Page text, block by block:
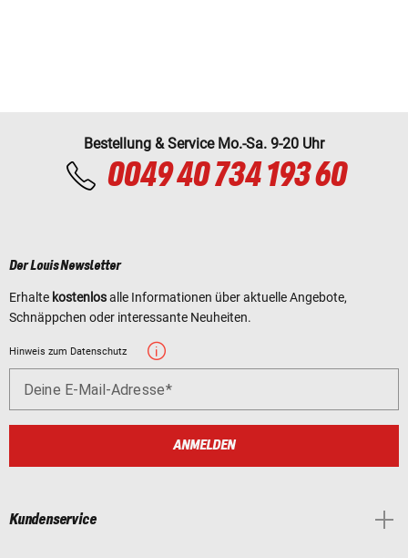
Bestellung & Service Mo.-Sa. 9-20 Uhr
0049 40 734 193 60
Der Louis Newsletter
Erhalte kostenlosalle Informationen über aktuelle Angebote,
Schnäppchen oder interessante Neuheiten.
Hinweis zum Datenschutz
Deine E-Mail-Adresse
ANMELDEN
Kundenservice